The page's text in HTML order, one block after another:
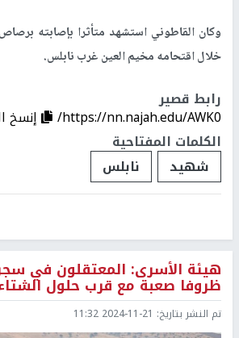
وكان القاطوني استشهد متأثرا بإصابته
خلال اقتحامه مخيم العين غرب نابلس.
رابط قصير
https://nn.najah.edu/AWK0/
إنسخ
الكلمات المفتاحية
شهيد
نابلس
هيئة الأسرى: المعتقلون في
ظروفا صعبة مع قرب حلول
تم النشر بتاريخ: 2024-11-21 11:32